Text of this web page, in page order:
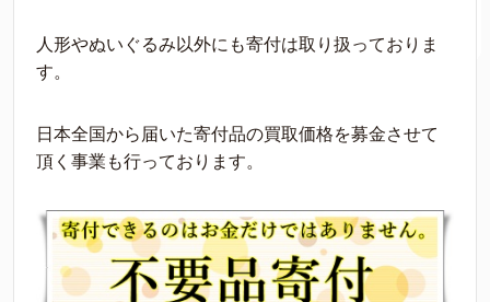
人形やぬいぐるみ以外にも寄付は取り扱っておりま
す。
日本全国から届いた寄付品の買取価格を募金させて
頂く事業も行っております。